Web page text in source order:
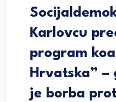
Karlovcu
program
Hrvatska” –
je borba